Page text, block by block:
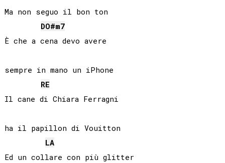
Ma non seguo il bon ton
DO#m7
È che a cena devo avere
sempre in mano un iPhone
RE
Il cane di Chiara Ferragni
ha il papillon di Vouitton
LA
Ed un collare con più glitter